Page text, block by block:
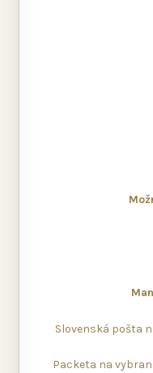
Slovenská pošta
Packeta na